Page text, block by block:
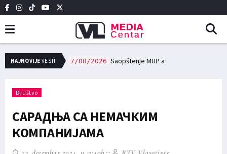
NAJNOVIJE VESTI 7/08/2026 Saopštenje MUP a
7/08/2026 ЈКП Вововод: Ангажовање цистерне за превоз питке воде у случајевима настанка проблема са водоснабдевањем
Društvo
САРАДЊА СА НЕМАЧКИМ
КОМПАНИЈАМА